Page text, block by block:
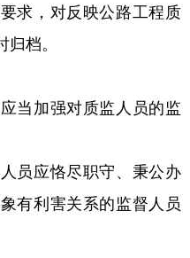
求，对反映公路工程质
档。
加强对质监人员的监
应恪尽职守、秉公办
有利害关系的监督人员